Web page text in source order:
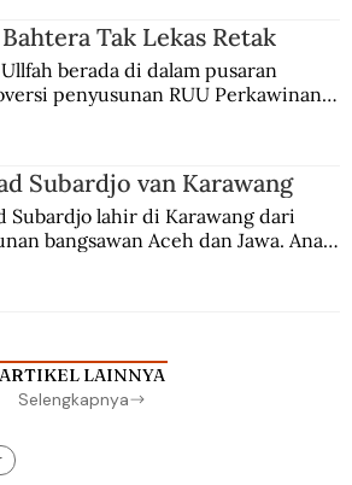
Tak Lekas Retak
berada di dalam pusaran
penyusunan RUU Perkawinan.
Subardjo van Karawang
Subardjo lahir di Karawang dari
bangsawan Aceh dan Jawa. Anak
ARTIKEL LAINNYA
Selengkapnya